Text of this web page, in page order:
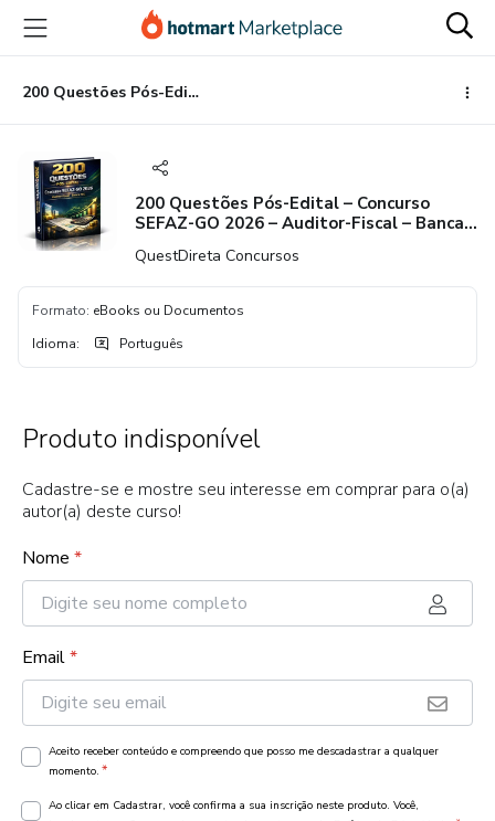
para
conteúdo
principal
para
pagamento
para
rodapé
200 Questões Pós-Edital – Concurso SEFAZ-GO 2026 – Auditor-Fiscal – Banca FCC – (RICMS-GO • Decreto nº 4.852/97 • Anexo XII • Obrigações Tributárias Acessórias • Documentos e Procedimentos Fiscais Específicos)
200 Questões Pós-Edital – Concurso
SEFAZ-GO 2026 – Auditor-Fiscal – Banca
Anexo XII • Obrigações Tributárias
Acessórias • Documentos e
Procedimentos Fiscais Específicos)
QuestDireta Concursos
Formato: eBooks ou Documentos
Idioma: Português
Produto indisponível
Cadastre-se e mostre seu interesse em comprar para o(a)
autor(a) deste curso!
Nome *
Email*
Aceito receber conteúdo e compreendo que posso me descadastrar a qualquer
momento. *
Ao clicar em Cadastrar, você confirma a sua inscrição neste produto. Você,